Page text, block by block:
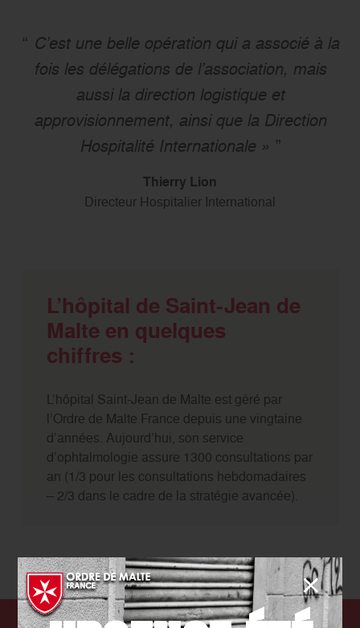
C’est une belle opération qui a associé à la
fois les délégations de l’association, mais
aussi la direction logistique et
approvisionnement, ainsi que la Direction
Hospitalité Internationale »
Thierry Lion
Directeur Hospitalier International
L’hôpital de Saint-Jean de
Malte en quelques
chiffres :
L’hôpital Saint-Jean de Malte est géré par
l’Ordre de Malte France depuis une vingtaine
d’années. Aujourd’hui, son service
d’ophtalmologie assure 1300 consultations par
an (1/3 pour les consultations hebdomadaires
– 2/3 dans le cadre de la stratégie avancée).